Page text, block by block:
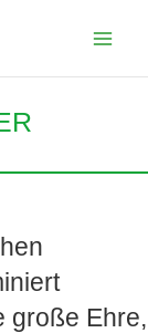
große Ehre,